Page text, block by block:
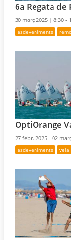
6a Regata de
30 març 2025 |8:30 -
esdeveniments remo
OptiOrange
27 febr. 2025 - 02
esdeveniments vela